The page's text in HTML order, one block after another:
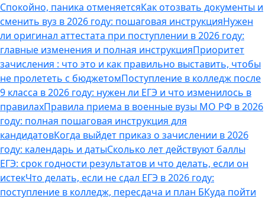
Спокойно, паника отменяетсяКак отозвать документы и
сменить вуз в 2026 году: пошаговая инструкцияНужен
ли оригинал аттестата при поступлении в 2026 году:
главные изменения и полная инструкцияПриоритет
зачисления : что это и как правильно выставить, чтобы
не пролететь с бюджетомПоступление в колледж после
9 класса в 2026 году: нужен ли ЕГЭ и что изменилось в
правилахПравила приема в военные вузы МО РФ в 2026
году: полная пошаговая инструкция для
кандидатовКогда выйдет приказ о зачислении в 2026
году: календарь и датыСколько лет действуют баллы
ЕГЭ: срок годности результатов и что делать, если он
истекЧто делать, если не сдал ЕГЭ в 2026 году:
поступление в колледж, пересдача и план БКуда пойти